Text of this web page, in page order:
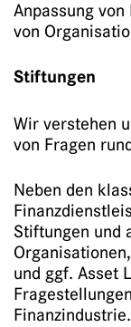
Anpassung
von
Stiftungen
Wir verstehen
von Fragen
Neben den
Stiftungen und
und ggf. Asset
Finanzindustrie.